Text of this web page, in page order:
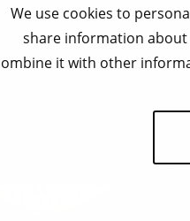
We use cookies to
share information about
it with other